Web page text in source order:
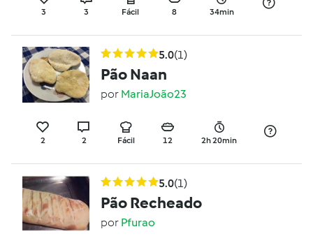
3 3 Fácil 8 34min
5.0(1)
Pão Naan
por MariaJoão23
2 2 Fácil 12 2h 20min
5.0(1)
Pão Recheado
por Pfurao